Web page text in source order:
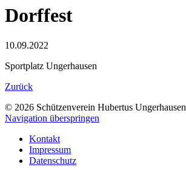
Dorffest
10.09.2022
Sportplatz Ungerhausen
Zurück
© 2026 Schützenverein Hubertus Ungerhausen
Navigation überspringen
Kontakt
Impressum
Datenschutz